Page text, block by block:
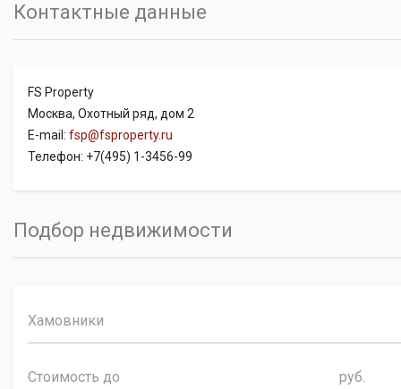
Контактные данные
FS Property
Москва, Охотный ряд, дом 2
E-mail: fsp@fsproperty.ru
Телефон: +7(495) 1-3456-99
Подбор недвижимости
Хамовники
руб.